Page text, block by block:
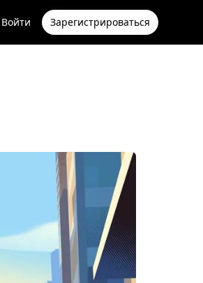
Войти Зарегистрироваться